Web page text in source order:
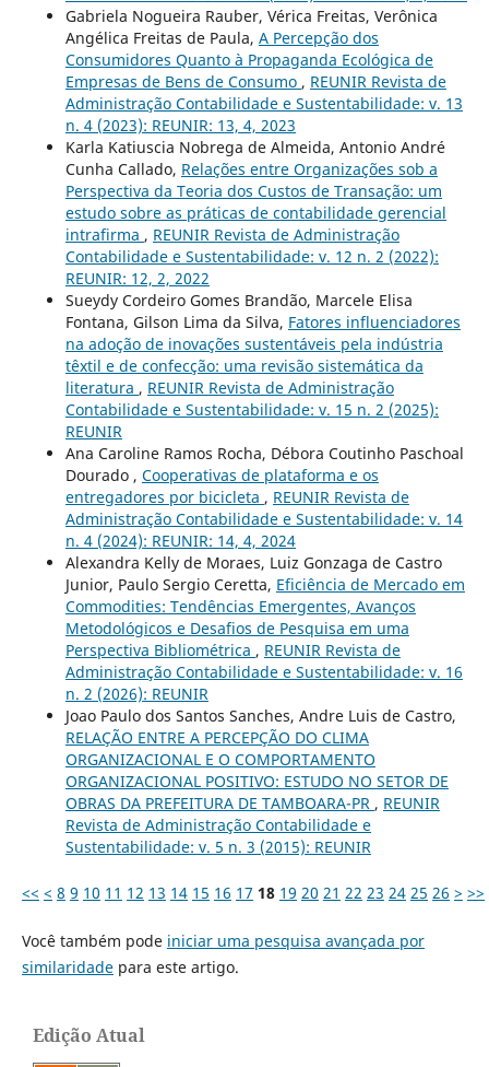
Gabriela Nogueira Rauber, Vérica Freitas, Verônica
Angélica Freitas de Paula, A Percepção dos
Consumidores Quanto à Propaganda Ecológica de
Empresas de Bens de Consumo , REUNIR Revista de
Administração Contabilidade e Sustentabilidade: v. 13
n. 4 (2023): REUNIR: 13, 4, 2023
Karla Katiuscia Nobrega de Almeida, Antonio André
Cunha Callado, Relações entre Organizações sob a
Perspectiva da Teoria dos Custos de Transação: um
estudo sobre as práticas de contabilidade gerencial
intrafirma , REUNIR Revista de Administração
Contabilidade e Sustentabilidade: v. 12 n. 2 (2022):
REUNIR: 12, 2, 2022
Sueydy Cordeiro Gomes Brandão, Marcele Elisa
Fontana, Gilson Lima da Silva, Fatores influenciadores
na adoção de inovações sustentáveis pela indústria
têxtil e de confecção: uma revisão sistemática da
literatura , REUNIR Revista de Administração
Contabilidade e Sustentabilidade: v. 15 n. 2 (2025):
REUNIR
Ana Caroline Ramos Rocha, Débora Coutinho Paschoal
Dourado , Cooperativas de plataforma e os
entregadores por bicicleta , REUNIR Revista de
Administração Contabilidade e Sustentabilidade: v. 14
n. 4 (2024): REUNIR: 14, 4, 2024
Alexandra Kelly de Moraes, Luiz Gonzaga de Castro
Junior, Paulo Sergio Ceretta, Eficiência de Mercado em
Commodities: Tendências Emergentes, Avanços
Metodológicos e Desafios de Pesquisa em uma
Perspectiva Bibliométrica , REUNIR Revista de
Administração Contabilidade e Sustentabilidade: v. 16
n. 2 (2026): REUNIR
Joao Paulo dos Santos Sanches, Andre Luis de Castro,
RELAÇÃO ENTRE A PERCEPÇÃO DO CLIMA
ORGANIZACIONAL E O COMPORTAMENTO
ORGANIZACIONAL POSITIVO: ESTUDO NO SETOR DE
OBRAS DA PREFEITURA DE TAMBOARA-PR , REUNIR
Revista de Administração Contabilidade e
Sustentabilidade: v. 5 n. 3 (2015): REUNIR
<< < 8 9 10 11 12 13 14 15 16 17 18 19 20 21 22 23 24 25 26 > >>
Você também pode iniciar uma pesquisa avançada por
similaridadepara este artigo.
Edição Atual